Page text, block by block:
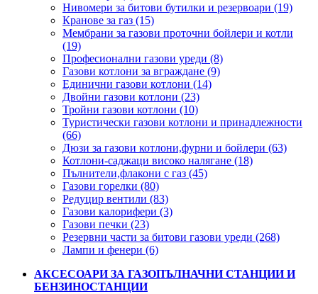
Нивомери за битови бутилки и резервоари (19)
Кранове за газ (15)
Мембрани за газови проточни бойлери и котли
(19)
Професионални газови уреди (8)
Газови котлони за вграждане (9)
Единични газови котлони (14)
Двойни газови котлони (23)
Тройни газови котлони (10)
Туристически газови котлони и принадлежности
(66)
Дюзи за газови котлони,фурни и бойлери (63)
Котлони-саджаци високо налягане (18)
Пълнители,флакони с газ (45)
Газови горелки (80)
Редуцир вентили (83)
Газови калорифери (3)
Газови печки (23)
Резервни части за битови газови уреди (268)
Лампи и фенери (6)
АКСЕСОАРИ ЗА ГАЗОПЪЛНАЧНИ СТАНЦИИ И
БЕНЗИНОСТАНЦИИ